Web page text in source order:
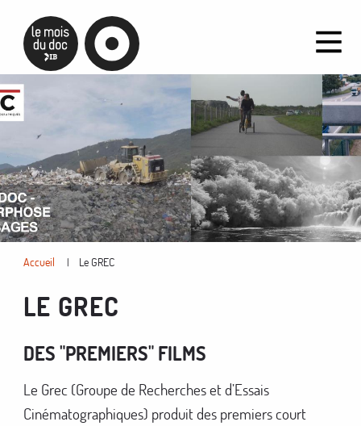
contenu
principal
You
are
Accueil Le GREC
LE GREC
DES "PREMIERS" FILMS
Le Grec (Groupe de Recherches et d’Essais
Cinématographiques) produit des premiers court